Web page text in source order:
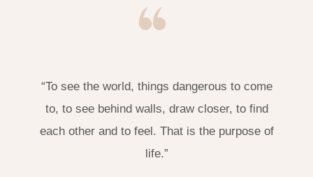
“To see the world, things dangerous to come
to, to see behind walls, draw closer, to find
each other and to feel. That is the purpose of
life.”